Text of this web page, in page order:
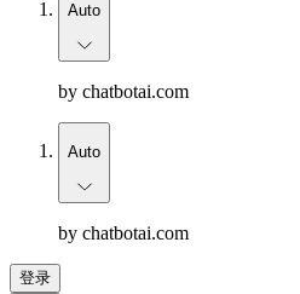
Auto
by chatbotai.com
Auto
by chatbotai.com
登录